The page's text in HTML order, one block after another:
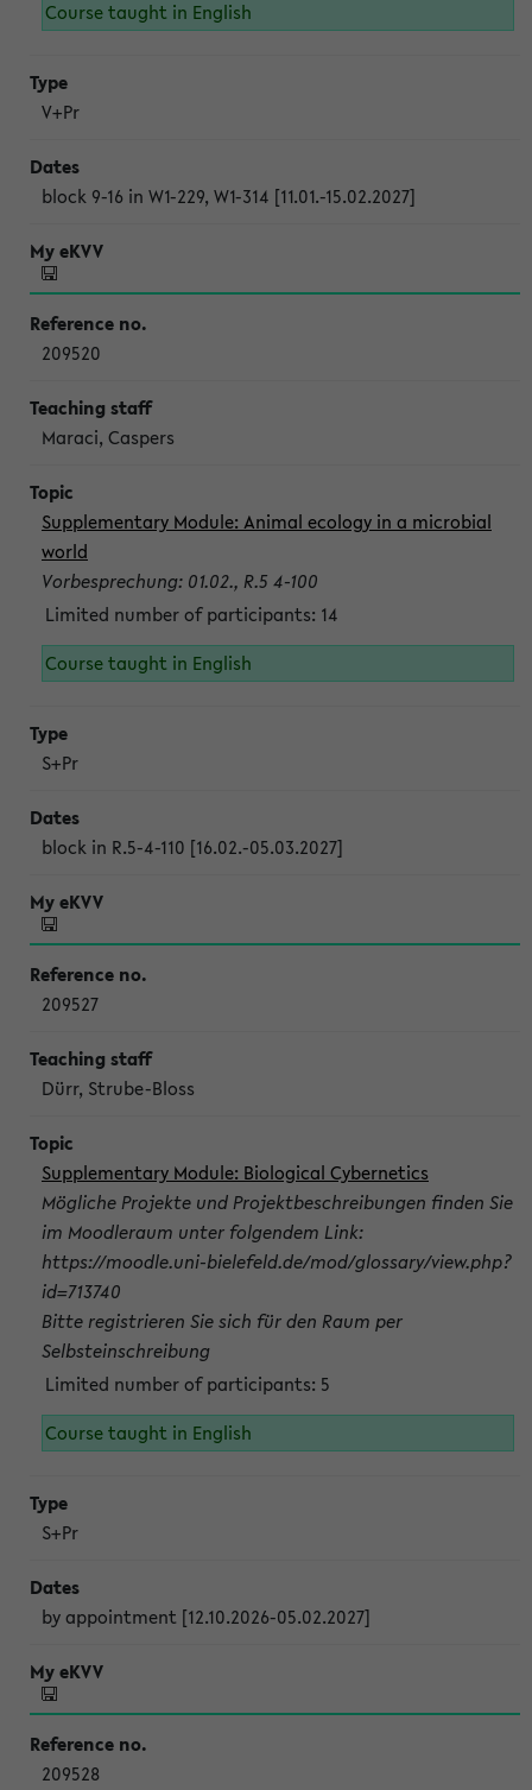
Course taught in English
V+Pr
block 9-16 in W1-229, W1-314 [11.01.-15.02.2027]
209520
Maraci, Caspers
Supplementary Module: Animal ecology in a microbial
world
Vorbesprechung: 01.02., R.5 4-100
Limited number of participants: 14
Course taught in English
S+Pr
block in R.5-4-110 [16.02.-05.03.2027]
209527
Dürr, Strube-Bloss
Supplementary Module: Biological Cybernetics
Mögliche Projekte und Projektbeschreibungen finden Sie
im Moodleraum unter folgendem Link:
https://moodle.uni-bielefeld.de/mod/glossary/view.php?
id=713740
Bitte registrieren Sie sich für den Raum per
Selbsteinschreibung
Limited number of participants: 5
Course taught in English
S+Pr
by appointment [12.10.2026-05.02.2027]
209528